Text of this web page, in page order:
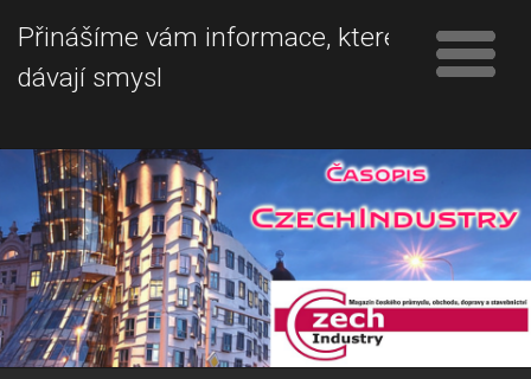
Přinášíme vám informace, které
dávají smysl